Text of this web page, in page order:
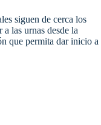
siguen de cerca los
a las urnas desde la
que permita dar inicio a